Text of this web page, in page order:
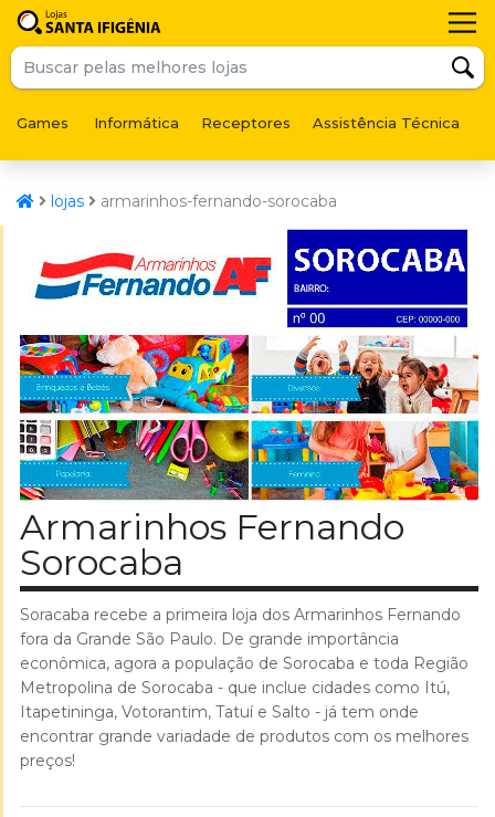
Games Informática Receptores Assistência Técnica
lojas armarinhos-fernando-sorocaba
Armarinhos Fernando
Sorocaba
Soracaba recebe a primeira loja dos Armarinhos Fernando
fora da Grande São Paulo. De grande importância
econômica, agora a população de Sorocaba e toda Região
Metropolina de Sorocaba - que inclue cidades como Itú,
Itapetininga, Votorantim, Tatuí e Salto - já tem onde
encontrar grande variadade de produtos com os melhores
preços!